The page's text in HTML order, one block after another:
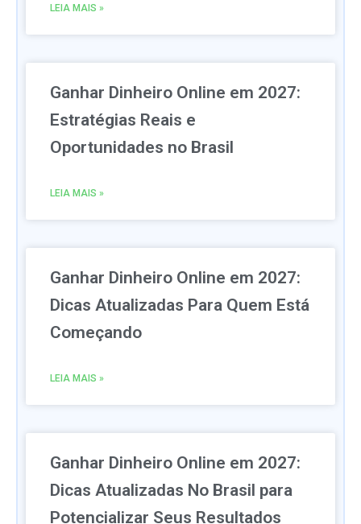
LEIA MAIS »
Ganhar Dinheiro Online em 2027:
Estratégias Reais e
Oportunidades no Brasil
LEIA MAIS »
Ganhar Dinheiro Online em 2027:
Dicas Atualizadas Para Quem Está
Começando
LEIA MAIS »
Ganhar Dinheiro Online em 2027:
Dicas Atualizadas No Brasil para
Potencializar Seus Resultados